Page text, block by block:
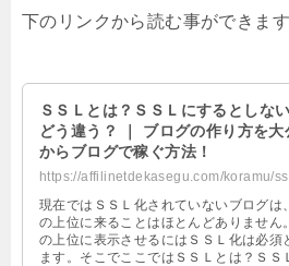
下のリンクから読む事ができます
ＳＳＬとは？ＳＳＬにするとしな
どう違う？ ｜ ブログの作り方を大
からブログで稼ぐ方法！
https://affilinetdekasegu.com/koramu/
現在ではＳＳＬ化されていないブログは
の上位に来ることはほとんどありません
の上位に表示させるにはＳＳＬ化は必須
ます。そこでここではＳＳＬとは？ＳＳ